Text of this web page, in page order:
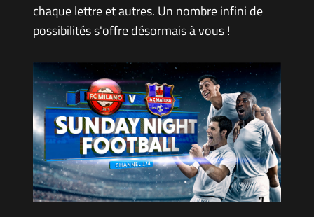
chaque lettre et autres. Un nombre infini de
possibilités s'offre désormais à vous !